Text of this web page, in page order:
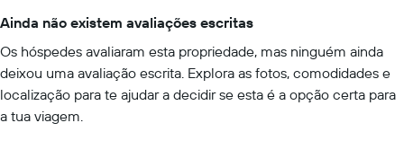
Ainda não existem avaliações escritas
Os hóspedes avaliaram esta propriedade, mas ninguém ainda
deixou uma avaliação escrita. Explora as fotos, comodidades e
localização para te ajudar a decidir se esta é a opção certa para
a tua viagem.